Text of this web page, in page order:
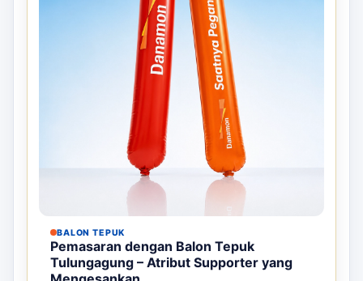
BALON TEPUK
Pemasaran dengan Balon Tepuk
Tulungagung – Atribut Supporter yang